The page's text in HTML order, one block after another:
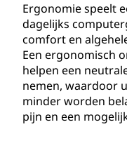
Ergonomie speelt
dagelijks
comfort en
Een ergonomisch
helpen een
nemen, waardoor
minder worden
pijn en een